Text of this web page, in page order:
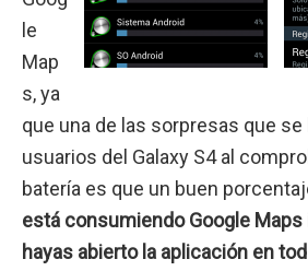
le
Map
s, ya
que una de las sorpresas que
usuarios del Galaxy S4 al
batería es que un buen
está consumiendo Google
hayas abierto la aplicación en